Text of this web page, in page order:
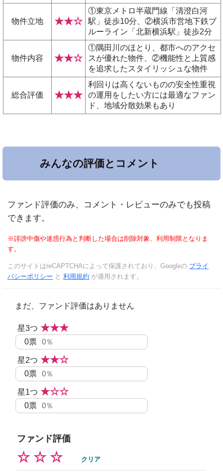
物件立地 ★★☆
①東京メトロ半蔵門線「清澄白河
駅」徒歩10分、②横浜市営地下鉄ブ
ルーライン「北新横浜駅」徒歩2分
物件内容 ★★☆
①隅田川のほとり、都市へのアクセ
スが優れた物件、②機能性と上質感
を追求したスタイリッシュな物件
総合評価 ★★★
利回りは高くないものの安全性重視
の運用をしたい方には最適なファン
ド、地域分散効果もあり
みんなの評価とコメント
ファンド評価のみ、コメント・レビューのみでも投稿
できます。
※誹謗中傷や迷惑行為と判断した場合は削除対象、利用制限となりま
す。
このサイトはreCAPTCHAによって保護されており、Googleの プライ
バシーポリシー と 利用規約 が適用されます。
まだ、ファンド評価はありません
星3つ ★★★
0票 0％
星2つ ★★☆
0票 0％
星1つ ★☆☆
0票 0％
ファンド評価
☆ ☆ ☆ クリア